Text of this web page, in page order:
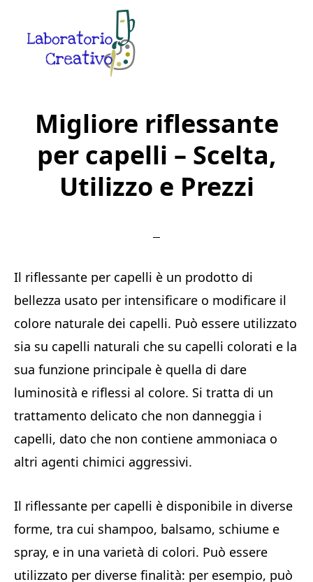
primary
Creative
Migliore riflessante
per capelli – Scelta,
Utilizzo e Prezzi
Il riflessante per capelli è un prodotto di
bellezza usato per intensificare o modificare il
colore naturale dei capelli. Può essere utilizzato
sia su capelli naturali che su capelli colorati e la
sua funzione principale è quella di dare
luminosità e riflessi al colore. Si tratta di un
trattamento delicato che non danneggia i
capelli, dato che non contiene ammoniaca o
altri agenti chimici aggressivi.
Il riflessante per capelli è disponibile in diverse
forme, tra cui shampoo, balsamo, schiume e
spray, e in una varietà di colori. Può essere
utilizzato per diverse finalità: per esempio, può